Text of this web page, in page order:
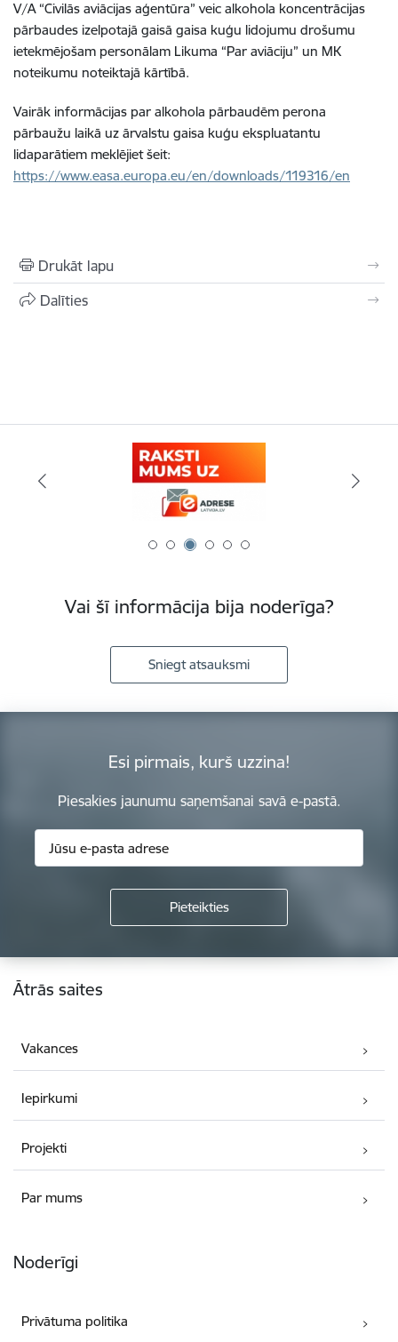
V/A “Civilās aviācijas aģentūra” veic alkohola koncentrācijas
pārbaudes izelpotajā gaisā gaisa kuģu lidojumu drošumu
ietekmējošam personālam Likuma “Par aviāciju” un MK
noteikumu noteiktajā kārtībā.
Vairāk informācijas par alkohola pārbaudēm perona
pārbaužu laikā uz ārvalstu gaisa kuģu ekspluatantu
lidaparātiem meklējiet šeit:
https://www.easa.europa.eu/en/downloads/119316/en
Drukāt lapu
Dalīties
Vai šī informācija bija noderīga?
Sniegt atsauksmi
Esi pirmais, kurš uzzina!
Piesakies jaunumu saņemšanai savā e-pastā.
Kājene
Ātrās saites
Vakances
Iepirkumi
Projekti
Par mums
Noderīgi
Privātuma politika